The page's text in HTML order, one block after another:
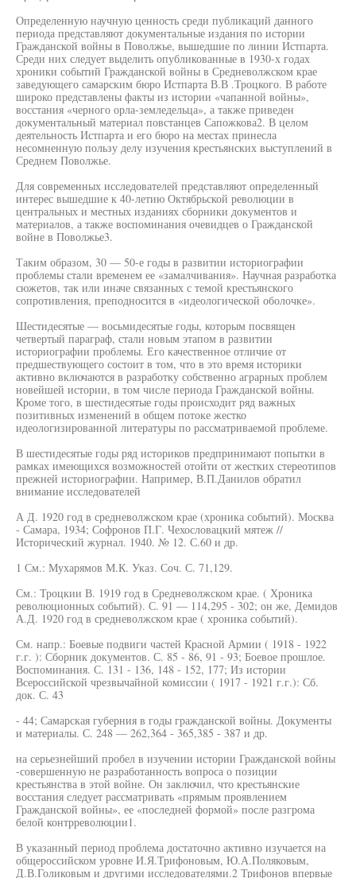
Определенную научную ценность среди публикаций данного
периода представляют документальные издания по истории
Гражданской войны в Поволжье, вышедшие по линии Истпарта.
Среди них следует выделить опубликованные в 1930-х годах
хроники событий Гражданской войны в Средневолжском крае
заведующего самарским бюро Истпарта В.В .Троцкого. В работе
широко представлены факты из истории «чапанной войны»,
восстания «черного орла-земледельца», а также приведен
документальный материал повстанцев Сапожкова2. В целом
деятельность Истпарта и его бюро на местах принесла
несомненную пользу делу изучения крестьянских выступлений в
Среднем Поволжье.
Для современных исследователей представляют определенный
интерес вышедшие к 40-летию Октябрьской революции в
центральных и местных изданиях сборники документов и
материалов, а также воспоминания очевидцев о Гражданской
войне в Поволжье3.
Таким образом, 30 — 50-е годы в развитии историографии
проблемы стали временем ее «замалчивания». Научная разработка
сюжетов, так или иначе связанных с темой крестьянского
сопротивления, преподносится в «идеологической оболочке».
Шестидесятые — восьмидесятые годы, которым посвящен
четвертый параграф, стали новым этапом в развитии
историографии проблемы. Его качественное отличие от
предшествующего состоит в том, что в это время историки
активно включаются в разработку собственно аграрных проблем
новейшей истории, в том числе периода Гражданской войны.
Кроме того, в шестидесятые годы происходит ряд важных
позитивных изменений в общем потоке жестко
идеологизированной литературы по рассматриваемой проблеме.
В шестидесятые годы ряд историков предпринимают попытки в
рамках имеющихся возможностей отойти от жестких стереотипов
прежней историографии. Например, В.П.Данилов обратил
внимание исследователей
А Д. 1920 год в средневолжском крае (хроника событий). Москва
- Самара, 1934; Софронов П.Г. Чехословацкий мятеж //
Исторический журнал. 1940. № 12. С.60 и др.
1 См.: Мухарямов М.К. Указ. Соч. С. 71,129.
См.: Троцкии В. 1919 год в Средневолжском крае. ( Хроника
революционных событий). С. 91 — 114,295 - 302; он же, Демидов
А.Д. 1920 год в средневолжском крае ( хроника событий).
См. напр.: Боевые подвиги частей Красной Армии ( 1918 - 1922
г.г. ): Сборник документов. С. 85 - 86, 91 - 93; Боевое прошлое.
Воспоминания. С. 131 - 136, 148 - 152, 177; Из истории
Всероссийской чрезвычайной комиссии ( 1917 - 1921 г.г.): Сб.
док. С. 43
- 44; Самарская губерния в годы гражданской войны. Документы
и материалы. С. 248 — 262,364 - 365,385 - 387 и др.
на серьезнейший пробел в изучении истории Гражданской войны
-совершенную не разработанность вопроса о позиции
крестьянства в этой войне. Он заключил, что крестьянские
восстания следует рассматривать «прямым проявлением
Гражданской войны», ее «последней формой» после разгрома
белой контрреволюции1.
В указанный период проблема достаточно активно изучается на
общероссийском уровне И.Я.Трифоновым, Ю.А.Поляковым,
Д.В.Голиковым и другими исследователями.2 Трифонов впервые